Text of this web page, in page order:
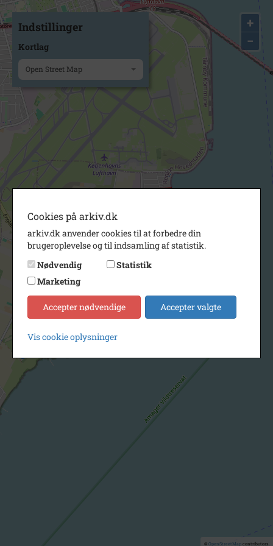
+
−
© OpenStreetMapcontributors.
Indstillinger
Kortlag
Open Street Map
Cookies på arkiv.dk
arkiv.dk anvender cookies til at forbedre din
brugeroplevelse og til indsamling af statistik.
Nødvendig
Statistik
Marketing
Accepter nødvendige Accepter valgte
Vis cookie oplysninger